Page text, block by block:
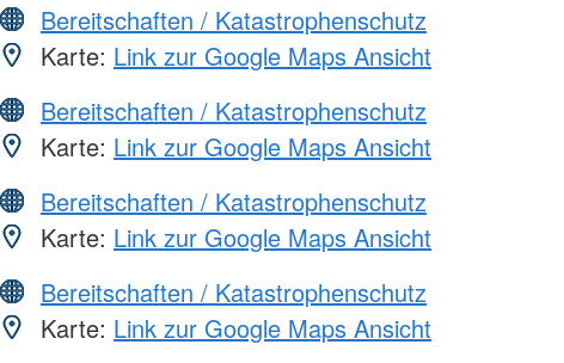
Bereitschaften / Katastrophenschutz
Karte: Link zur Google Maps Ansicht
Bereitschaften / Katastrophenschutz
Karte: Link zur Google Maps Ansicht
Bereitschaften / Katastrophenschutz
Karte: Link zur Google Maps Ansicht
Bereitschaften / Katastrophenschutz
Karte: Link zur Google Maps Ansicht